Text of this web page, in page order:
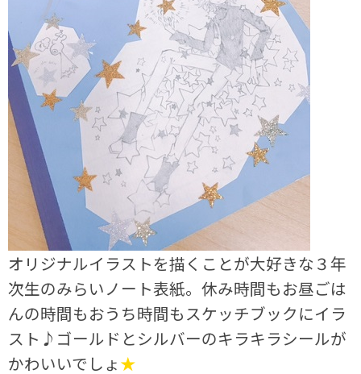
オリジナルイラストを描くことが大好きな３年
次生のみらいノート表紙。休み時間もお昼ごは
んの時間もおうち時間もスケッチブックにイラ
スト♪ゴールドとシルバーのキラキラシールが
かわいいでしょ★